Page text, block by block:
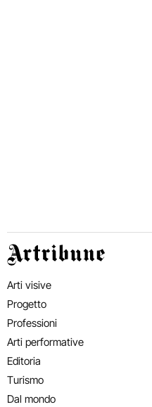
Artribune
Arti visive
Progetto
Professioni
Arti performative
Editoria
Turismo
Dal mondo